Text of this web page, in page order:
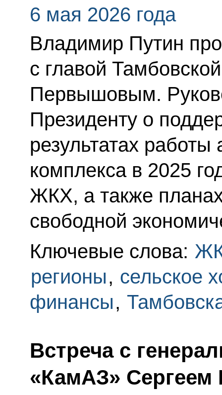
6 мая 2026 года
Владимир Путин
с главой
Первышовым.
Президенту о
результатах
комплекса в 2025
ЖКХ, а также
свободной
Ключевые слова:
регионы, сельское
финансы,
Встреча с
«КамАЗ» Сергеем